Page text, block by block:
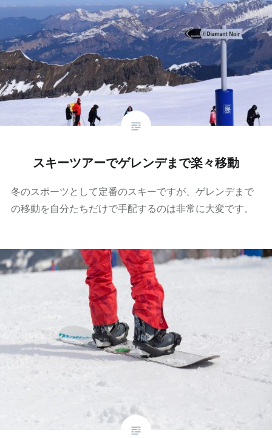
スキーツアーでゲレンデまで楽々移動
冬のスポーツとして定番のスキーですが、ゲレンデまで
の移動を自分たちだけで手配するのは非常に大変です。